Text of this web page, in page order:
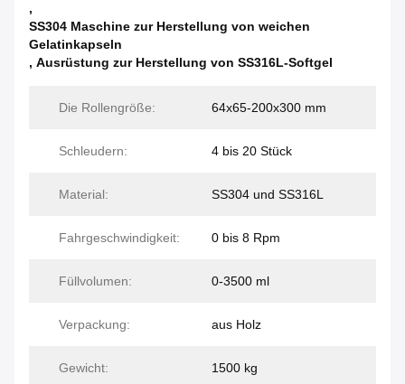
,
SS304 Maschine zur Herstellung von weichen
Gelatinkapseln
, Ausrüstung zur Herstellung von SS316L-Softgel
Die Rollengröße: 64x65-200x300 mm
Schleudern: 4 bis 20 Stück
Material: SS304 und SS316L
Fahrgeschwindigkeit: 0 bis 8 Rpm
Füllvolumen: 0-3500 ml
Verpackung: aus Holz
Gewicht: 1500 kg